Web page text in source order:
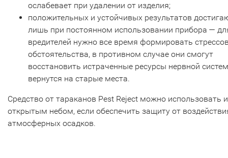
ослабевает при удалении от изделия;
положительных и устойчивых результатов
лишь при постоянном использовании прибора —
вредителей нужно все время формировать
обстоятельства, в противном случае они смогут
восстановить истраченные ресурсы нервной
вернутся на старые места.
Средство от тараканов Pest Reject можно использовать
открытым небом, если обеспечить защиту от
атмосферных осадков.